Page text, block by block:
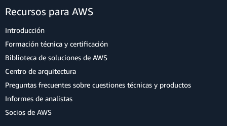
Recursos para AWS
Introducción
Formación técnica y certificación
Biblioteca de soluciones de AWS
Centro de arquitectura
Preguntas frecuentes sobre cuestiones técnicas y productos
Informes de analistas
Socios de AWS